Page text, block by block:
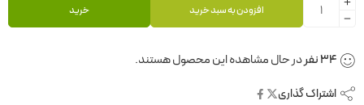
افزودن به سبد خرید خرید
34نفردر حال مشاهده این محصول هستند.
اشتراک گذاری